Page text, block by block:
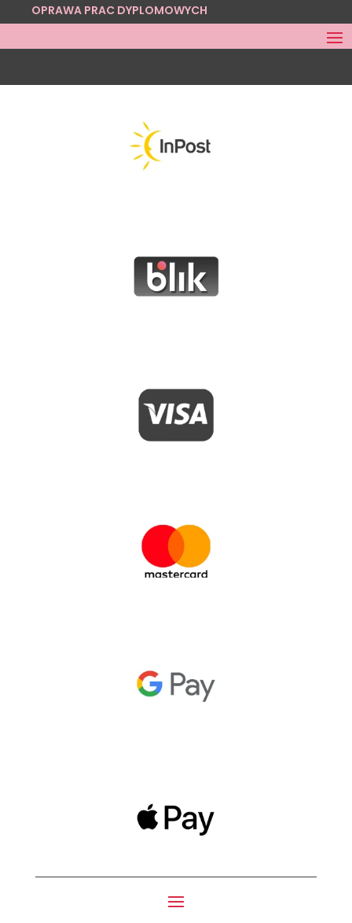
OPRAWA PRAC DYPLOMOWYCH